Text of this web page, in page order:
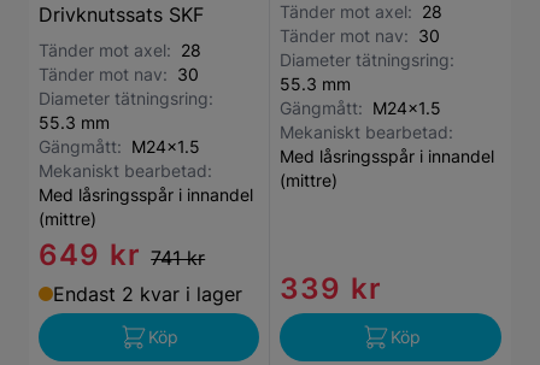
Drivknutssats SKF
Tänder mot axel: 28
Tänder mot nav: 30
Diameter tätningsring:
55.3 mm
Gängmått: M24x1.5
Mekaniskt bearbetad:
Med låsringsspår i innandel
(mittre)
649 kr 741 kr
Endast 2 kvar i lager
Köp
Tänder mot axel: 28
Tänder mot nav: 30
Diameter tätningsring:
55.3 mm
Gängmått: M24x1.5
Mekaniskt bearbetad:
Med låsringsspår i innandel
(mittre)
339 kr
Köp